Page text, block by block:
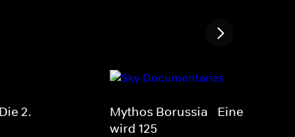
2.
Mythos Borussia - Eine
wird 125